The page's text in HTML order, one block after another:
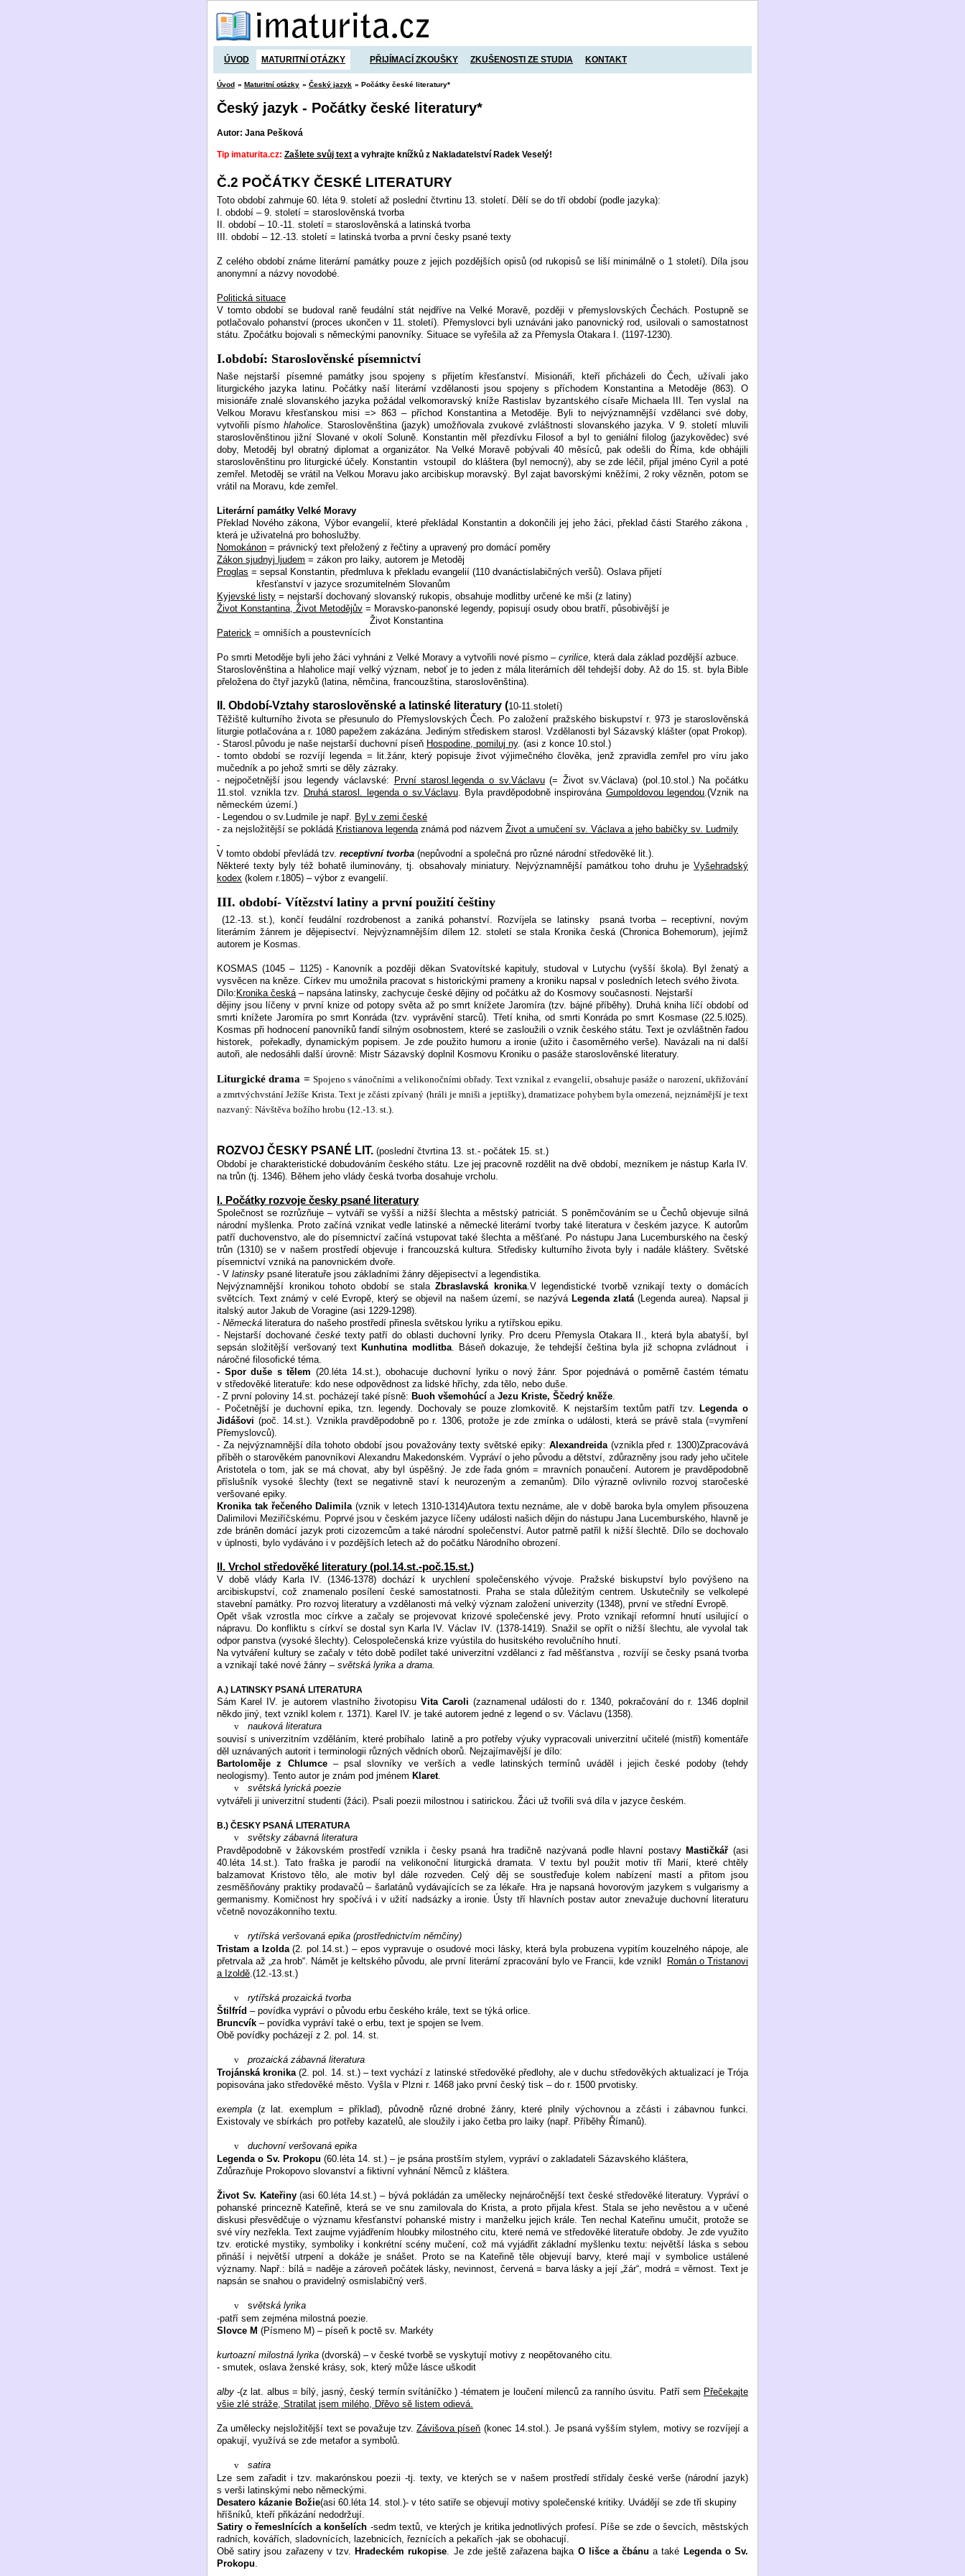
ÚVOD MATURITNÍ OTÁZKY PŘIJÍMACÍ ZKOUŠKY ZKUŠENOSTI ZE STUDIA KONTAKT
Úvod » Maturitní otázky » Český jazyk » Počátky české literatury*
Český jazyk - Počátky české literatury*
Autor: Jana Pešková
Tip imaturita.cz: Zašlete svůj text a vyhrajte knížků z Nakladatelství Radek Veselý!
Č.2 POČÁTKY ČESKÉ LITERATURY
Toto období zahrnuje 60. léta 9. století až poslední čtvrtinu 13. století. Dělí se do tří období (podle jazyka):
I. období – 9. století = staroslověnská tvorba
II. období – 10.-11. století = staroslověnská a latinská tvorba
III. období – 12.-13. století = latinská tvorba a první česky psané texty
Z celého období známe literární památky pouze z jejich pozdějších opisů (od rukopisů se liší minimálně o 1 století). Díla jsou
anonymní a názvy novodobé.
Politická situace
V tomto období se budoval raně feudální stát nejdříve na Velké Moravě, později v přemyslovských Čechách. Postupně se
potlačovalo pohanství (proces ukončen v 11. století). Přemyslovci byli uznáváni jako panovnický rod, usilovali o samostatnost
státu. Zpočátku bojovali s německými panovníky. Situace se vyřešila až za Přemysla Otakara I. (1197-1230).
I.období: Staroslověnské písemnictví
Naše nejstarší písemné památky jsou spojeny s přijetím křesťanství. Misionáři, kteří přicházeli do Čech, užívali jako
liturgického jazyka latinu. Počátky naší literární vzdělanosti jsou spojeny s příchodem Konstantina a Metoděje (863). O
misionáře znalé slovanského jazyka požádal velkomoravský kníže Rastislav byzantského císaře Michaela III. Ten vyslal
na
Velkou Moravu křesťanskou misi => 863 – příchod Konstantina a Metoděje. Byli to nejvýznamnější vzdělanci své doby,
vytvořili písmo hlaholice . Staroslověnština (jazyk) umožňovala zvukové zvláštnosti slovanského jazyka. V 9. století mluvili
staroslověnštinou jižní Slované v okolí Soluně. Konstantin měl přezdívku Filosof a byl to geniální filolog (jazykovědec) své
doby, Metoděj byl obratný diplomat a organizátor. Na Velké Moravě pobývali 40 měsíců, pak odešli do Říma, kde obhájili
staroslověnštinu pro liturgické účely. Konstantin
vstoupil
do kláštera (byl nemocný), aby se zde léčil, přijal jméno Cyril a poté
zemřel. Metoděj se vrátil na Velkou Moravu jako arcibiskup moravský. Byl zajat bavorskými kněžími, 2 roky vězněn, potom se
vrátil na Moravu, kde zemřel.
Literární památky Velké Moravy
Překlad Nového zákona, Výbor evangelií, které překládal Konstantin a dokončili jej jeho žáci, překlad části Starého zákona ,
která je uživatelná pro bohoslužby.
Nomokánon = právnický text přeložený z řečtiny a upravený pro domácí poměry
Zákon sjudnyj ljudem = zákon pro laiky, autorem je Metoděj
Proglas = sepsal Konstantin, předmluva k překladu evangelií (110 dvanáctislabičných veršů). Oslava přijetí
křesťanství v jazyce srozumitelném Slovanům
Kyjevské listy = nejstarší dochovaný slovanský rukopis, obsahuje modlitby určené ke mši (z latiny)
Život Konstantina, Život Metodějův = Moravsko-panonské legendy, popisují osudy obou bratří, působivější je
Život Konstantina
Paterick = omniších a poustevnících
Po smrti Metoděje byli jeho žáci vyhnáni z Velké Moravy a vytvořili nové písmo – cyrilice , která dala základ pozdější azbuce.
Staroslověnština a hlaholice mají velký význam, neboť je to jeden z mála literárních děl tehdejší doby. Až do 15. st. byla Bible
přeložena do čtyř jazyků (latina, němčina, francouzština, staroslověnština).
II. Období-Vztahy staroslověnské a latinské literatury (10-11.století)
Těžiště kulturního života se přesunulo do Přemyslovských Čech. Po založení pražského biskupství r. 973 je staroslověnská
liturgie potlačována a r. 1080 papežem zakázána. Jediným střediskem starosl. Vzdělanosti byl Sázavský klášter (opat Prokop).
- Starosl.původu je naše nejstarší duchovní píseň Hospodine, pomiluj ny. (asi z konce 10.stol.)
- tomto období se rozvíjí legenda = lit.žánr, který popisuje život výjimečného člověka, jenž zpravidla zemřel pro víru jako
mučedník a po jehož smrti se děly zázraky.
- nejpočetnější jsou legendy václavské:
První starosl.legenda o sv.Václavu(= Život sv.Václava) (pol.10.stol.) Na počátku
11.stol. vznikla tzv.
Druhá starosl. legenda o sv.Václavu. Byla pravděpodobně inspirována Gumpoldovou legendou .(Vznik na
německém území.)
- Legendou o sv.Ludmile je např. Byl v zemi české
- za nejsložitější se pokládá Kristianova legenda známá pod názvem Život a umučení sv. Václava a jeho babičky sv. Ludmily
V tomto období převládá tzv. receptivní tvorba (nepůvodní a společná pro různé národní středověké lit.).
Některé texty byly též bohatě iluminovány, tj. obsahovaly miniatury. Nejvýznamnější památkou toho druhu je Vyšehradský
kodex (kolem r.1805) – výbor z evangelií.
III. období- Vítězství latiny a první použití češtiny
(12.-13. st.), končí feudální rozdrobenost a zaniká pohanství. Rozvíjela se latinsky
psaná tvorba – receptivní, novým
literárním žánrem je dějepisectví. Nejvýznamnějším dílem 12. století se stala Kronika česká (Chronica Bohemorum), jejímž
autorem je Kosmas.
KOSMAS (1045 – 1125) - Kanovník a později děkan Svatovítské kapituly, studoval v Lutychu (vyšší škola). Byl ženatý a
vysvěcen na kněze. Církev mu umožnila pracovat s historickými prameny a kroniku napsal v posledních letech svého života.
Dílo: Kronika česká – napsána latinsky, zachycuje české dějiny od počátku až do Kosmovy současnosti. Nejstarší
dějiny jsou líčeny v první knize od potopy světa až po smrt knížete Jaromíra (tzv. bájné příběhy). Druhá kniha líčí období od
smrti knížete Jaromíra po smrt Konráda (tzv. vyprávění starců). Třetí kniha, od smrti Konráda po smrt Kosmase (22.5.l025).
Kosmas při hodnocení panovníků fandí silným osobnostem, které se zasloužili o vznik českého státu. Text je ozvláštněn řadou
historek,
pořekadly, dynamickým popisem. Je zde použito humoru a ironie (užito i časoměrného verše). Navázali na ni další
autoři, ale nedosáhli další úrovně: Mistr Sázavský doplnil Kosmovu Kroniku o pasáže staroslověnské literatury.
Liturgické drama = Spojeno s vánočními a velikonočními obřady. Text vznikal z evangelií, obsahuje pasáže o narození, ukřižování
a zmrtvýchvstání Ježíše Krista. Text je zčásti zpívaný (hráli je mniši a jeptišky), dramatizace pohybem byla omezená, nejznámější je text
nazvaný: Návštěva božího hrobu (12.-13. st.).
ROZVOJ ČESKY PSANÉ LIT. (poslední čtvrtina 13. st.- počátek 15. st.)
Období je charakteristické dobudováním českého státu. Lze jej pracovně rozdělit na dvě období, mezníkem je nástup Karla IV.
na trůn (tj. 1346). Během jeho vlády česká tvorba dosahuje vrcholu.
I. Počátky rozvoje česky psané literatury
Společnost se rozrůzňuje – vytváří se vyšší a nižší šlechta a městský patriciát. S poněmčováním se u Čechů objevuje silná
národní myšlenka. Proto začíná vznikat vedle latinské a německé literární tvorby také literatura v českém jazyce. K autorům
patří duchovenstvo, ale do písemnictví začíná vstupovat také šlechta a měšťané. Po nástupu Jana Lucemburského na český
trůn (1310) se v našem prostředí objevuje i francouzská kultura. Středisky kulturního života byly i nadále kláštery. Světské
písemnictví vzniká na panovnickém dvoře.
- V latinsky psané literatuře jsou základními žánry dějepisectví a legendistika.
Nejvýznamnější kronikou tohoto období se stalaZbraslavská kronika.V legendistické tvorbě vznikají texty o domácích
světcích. Text známý v celé Evropě, který se objevil na našem území, se nazývá Legenda zlatá(Legenda aurea). Napsal ji
italský autor Jakub de Voragine (asi 1229-1298).
- Německá literatura do našeho prostředí přinesla světskou lyriku a rytířskou epiku.
- Nejstarší dochované českétexty patří do oblasti duchovní lyriky. Pro dceru Přemysla Otakara II., která byla abatyší, byl
sepsán složitější veršovaný text Kunhutina modlitba. Báseň dokazuje, že tehdejší čeština byla již schopna zvládnout
i
náročné filosofické téma.
- Spor duše s tělem (20.léta 14.st.), obohacuje duchovní lyriku o nový žánr. Spor pojednává o poměrně častém tématu
v středověké literatuře: kdo nese odpovědnost za lidské hříchy, zda tělo, nebo duše.
- Z první poloviny 14.st. pocházejí také písně: Buoh všemohúcí a Jezu Kriste, Ščedrý kněže
- Početnější je duchovní epika, tzn. legendy. Dochovaly se pouze zlomkovitě. K nejstarším textům patří tzv.
Legenda o
Jidášovi (poč. 14.st.). Vznikla pravděpodobně po r. 1306, protože je zde zmínka o události, která se právě stala (=vymření
Přemyslovců).
- Za nejvýznamnější díla tohoto období jsou považovány texty světské epiky: Alexandreida (vznikla před r. 1300)Zpracovává
příběh o starověkém panovníkovi Alexandru Makedonském. Vypráví o jeho původu a dětství, zdůrazněny jsou rady jeho učitele
Aristotela o tom, jak se má chovat, aby byl úspěšný. Je zde řada gnóm = mravních ponaučení. Autorem je pravděpodobně
příslušník vysoké šlechty (text se negativně staví k neurozeným a zemanům). Dílo výrazně ovlivnilo rozvoj staročeské
veršované epiky.
Kronika tak řečeného Dalimila (vznik v letech 1310-1314)Autora textu neznáme, ale v době baroka byla omylem přisouzena
Dalimilovi Meziříčskému. Poprvé jsou v českém jazyce líčeny události našich dějin do nástupu Jana Lucemburského, hlavně je
zde bráněn domácí jazyk proti cizozemcům a také národní společenství. Autor patrně patřil k nižší šlechtě. Dílo se dochovalo
v úplnosti, bylo vydáváno i v pozdějších letech až do počátku Národního obrození.
II. Vrchol středověké literatury (pol.14.st.-poč.15.st.)
V době vlády Karla IV. (1346-1378) dochází k urychlení společenského vývoje. Pražské biskupství bylo povýšeno na
arcibiskupství, což znamenalo posílení české samostatnosti. Praha se stala důležitým centrem. Uskutečnily se velkolepé
stavební památky. Pro rozvoj literatury a vzdělanosti má velký význam založení univerzity (1348), první ve střední Evropě.
Opět však vzrostla moc církve a začaly se projevovat krizové společenské jevy. Proto vznikají reformní hnutí usilující o
nápravu. Do konfliktu s církví se dostal syn Karla IV. Václav IV. (1378-1419). Snažil se opřít o nižší šlechtu, ale vyvolal tak
odpor panstva (vysoké šlechty). Celospolečenská krize vyústila do husitského revolučního hnutí.
Na vytváření kultury se začaly v této době podílet také univerzitní vzdělanci z řad měšťanstva , rozvíjí se česky psaná tvorba
a vznikají také nové žánry – světská lyrika a drama.
A.) LATINSKY PSANÁ LITERATURA
Sám Karel IV. je autorem vlastního životopisu Vita Caroli (zaznamenal události do r. 1340, pokračování do r. 1346 doplnil
někdo jiný, text vznikl kolem r. 1371). Karel IV. je také autorem jedné z legend o sv. Václavu (1358).
v
nauková literatura
souvisí s univerzitním vzděláním, které probíhalo
latině a pro potřeby výuky vypracovali univerzitní učitelé (mistři) komentáře
děl uznávaných autorit i terminologii různých vědních oborů. Nejzajímavější je dílo:
Bartoloměje z Chlumce– psal slovníky ve verších a vedle latinských termínů uváděl i jejich české podoby (tehdy
neologismy). Tento autor je znám pod jménem Klaret.
v
světská lyrická poezie
vytvářeli ji univerzitní studenti (žáci). Psali poezii milostnou i satirickou. Žáci už tvořili svá díla v jazyce českém.
B.) ČESKY PSANÁ LITERATURA
v
světsky zábavná literatura
Pravděpodobně v žákovském prostředí vznikla i česky psaná hra tradičně nazývaná podle hlavní postavy Mastičkář (asi
40.léta 14.st.). Tato fraška je parodií na velikonoční liturgická dramata. V textu byl použit motiv tří Marií, které chtěly
balzamovat Kristovo tělo, ale motiv byl dále rozveden. Celý děj se soustřeďuje kolem nabízení mastí a přitom jsou
zesměšňovány praktiky prodavačů – šarlatánů vydávajících se za lékaře. Hra je napsaná hovorovým jazykem s vulgarismy a
germanismy. Komičnost hry spočívá i v užití nadsázky a ironie. Ústy tří hlavních postav autor znevažuje duchovní literaturu
včetně novozákonního textu.
v
rytířská veršovaná epika (prostřednictvím němčiny)
Tristam a Izolda(2. pol.14.st.) – epos vypravuje o osudové moci lásky, která byla probuzena vypitím kouzelného nápoje, ale
přetrvala až „za hrob“. Námět je keltského původu, ale první literární zpracování bylo ve Francii, kde vznikl
Román o Tristanovi
a Izoldě .(12.-13.st.)
v
rytířská prozaická tvorba
Štilfríd – povídka vypráví o původu erbu českého krále, text se týká orlice.
Bruncvík – povídka vypráví také o erbu, text je spojen se lvem.
Obě povídky pocházejí z 2. pol. 14. st.
v
prozaická zábavná literatura
Trojánská kronika(2. pol. 14. st.) – text vychází z latinské středověké předlohy, ale v duchu středověkých aktualizací je Trója
popisována jako středověké město. Vyšla v Plzni r. 1468 jako první český tisk – do r. 1500 prvotisky.
exempla (z lat. exemplum = příklad), původně různé drobné žánry, které plnily výchovnou a zčásti i zábavnou funkci.
Existovaly ve sbírkách pro potřeby kazatelů, ale sloužily i jako četba pro laiky (např. Příběhy Římanů).
v
duchovní veršovaná epika
Legenda o Sv. Prokopu (60.léta 14. st.) – je psána prostším stylem, vypráví o zakladateli Sázavského kláštera,
Zdůrazňuje Prokopovo slovanství a fiktivní vyhnání Němců z kláštera.
Život Sv. Kateřiny(asi 60.léta 14.st.) – bývá pokládán za umělecky nejnáročnější text české středověké literatury. Vypráví o
pohanské princezně Kateřině, která se ve snu zamilovala do Krista, a proto přijala křest. Stala se jeho nevěstou a v učené
diskusi přesvědčuje o významu křesťanství pohanské mistry i manželku jejich krále. Ten nechal Kateřinu umučit, protože se
své víry nezřekla. Text zaujme vyjádřením hloubky milostného citu, které nemá ve středověké literatuře obdoby. Je zde využito
tzv. erotické mystiky, symboliky i konkrétní scény mučení, což má vyjádřit základní myšlenku textu: největší láska s sebou
přináší i největší utrpení a dokáže je snášet. Proto se na Kateřině těle objevují barvy, které mají v symbolice ustálené
významy. Např.: bílá = naděje a zároveň počátek lásky, nevinnost, červená = barva lásky a její „žár“, modrá = věrnost. Text je
napsán se snahou o pravidelný osmislabičný verš.
v světská lyrika
-patří sem zejména milostná poezie.
Slovce M (Písmeno M) – píseň k poctě sv. Markéty
kurtoazní milostná lyrika (dvorská) – v české tvorbě se vyskytují motivy z neopětovaného citu.
- smutek, oslava ženské krásy, sok, který může lásce uškodit
alby -(z lat. albus = bílý, jasný, český termín svítáníčko ) -tématem je loučení milenců za ranního úsvitu. Patří sem Přečekajte
všie zlé stráže, Stratilat jsem milého, Dřěvo sě listem odievá.
Za umělecky nejsložitější text se považuje tzv.Závišova píseň (konec 14.stol.). Je psaná vyšším stylem, motivy se rozvíjejí a
opakují, využívá se zde metafor a symbolů.
v
satira
Lze sem zařadit i tzv. makarónskou poezii -tj. texty, ve kterých se v našem prostředí střídaly české verše (národní jazyk)
s verši latinskými nebo německými.
Desatero kázanie Božie(asi 60.léta 14. stol.)- v této satiře se objevují motivy společenské kritiky. Uvádějí se zde tři skupiny
hříšníků, kteří přikázání nedodržují.
Satiry o řemeslnících a konšelích -sedm textů, ve kterých je kritika jednotlivých profesí. Píše se zde o ševcích, městských
radních, kovářích, sladovnících, lazebnicích, řeznících a pekařích -jak se obohacují.
Obě satiry jsou zařazeny v tzv.
Hradeckém rukopise . Je zde ještě zařazena bajka O lišce a čbánu a také Legenda o Sv.
Prokopu